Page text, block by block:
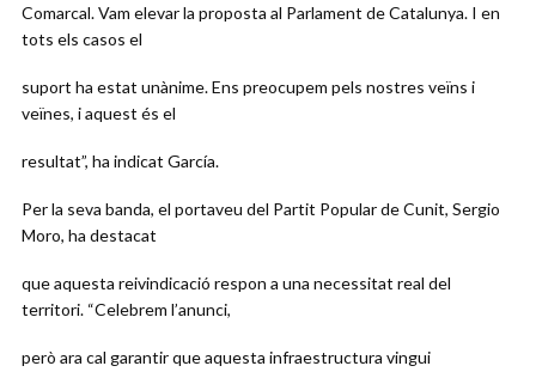
Comarcal. Vam elevar la proposta al Parlament de Catalunya. I en
tots els casos el
suport ha estat unànime. Ens preocupem pels nostres veïns i
veïnes, i aquest és el
resultat”, ha indicat García.
Per la seva banda, el portaveu del Partit Popular de Cunit, Sergio
Moro, ha destacat
que aquesta reivindicació respon a una necessitat real del
territori. “Celebrem l’anunci,
però ara cal garantir que aquesta infraestructura vingui